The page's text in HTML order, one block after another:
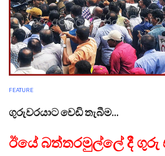
FEATURE
ගුරුවරයාට වෙඩි තැබීම...
ඊයේ බත්තරමුල්ලේ දී‌ ගුරු